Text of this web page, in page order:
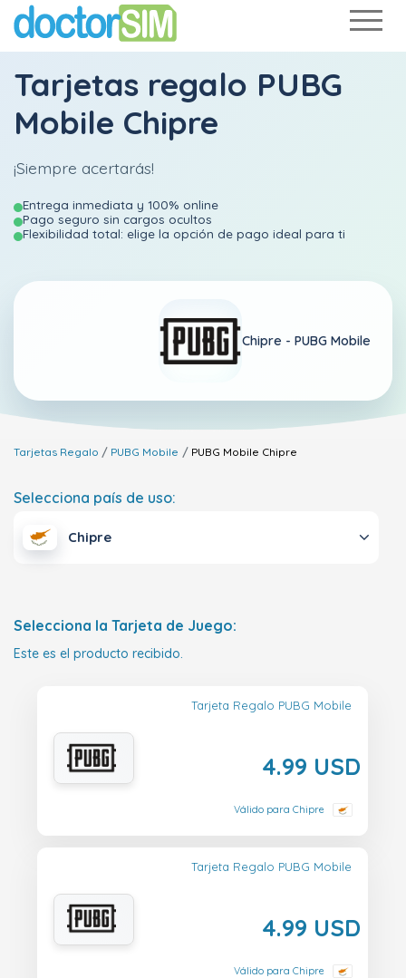
Tarjetas regalo PUBG
Mobile Chipre
¡Siempre acertarás!
Entrega inmediata y 100% online
Pago seguro sin cargos ocultos
Flexibilidad total: elige la opción de pago ideal para ti
Chipre - PUBG Mobile
Tarjetas Regalo PUBG Mobile PUBG Mobile Chipre
Selecciona país de uso:
Chipre
Selecciona la Tarjeta de Juego:
Este es el producto recibido.
Tarjeta Regalo PUBG Mobile
4.99 USD
Válido para Chipre
Tarjeta Regalo PUBG Mobile
4.99 USD
Válido para Chipre